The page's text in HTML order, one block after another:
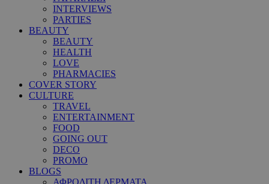
INTERVIEWS
PARTIES
BEAUTY
BEAUTY
HEALTH
LOVE
PHARMACIES
COVER STORY
CULTURE
TRAVEL
ENTERTAINMENT
FOOD
GOING OUT
DECO
PROMO
BLOGS
ΑΦΡΟΔΙΤΗ ΔΕΡΜΑΤΑ